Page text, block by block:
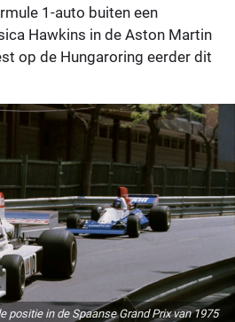
1-auto buiten een
Hawkins in de Aston Martin
op de Hungaroring eerder dit
positie in de Spaanse Grand Prix van 1975